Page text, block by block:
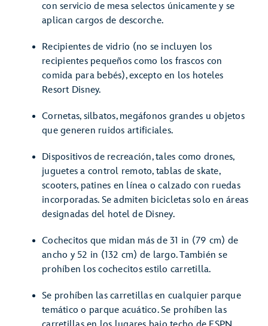
con servicio de mesa selectos únicamente y se
aplican cargos de descorche.
Recipientes de vidrio (no se incluyen los
recipientes pequeños como los frascos con
comida para bebés), excepto en los hoteles
Resort Disney.
Cornetas, silbatos, megáfonos grandes u objetos
que generen ruidos artificiales.
Dispositivos de recreación, tales como drones,
juguetes a control remoto, tablas de skate,
scooters, patines en línea o calzado con ruedas
incorporadas. Se admiten bicicletas solo en áreas
designadas del hotel de Disney.
Cochecitos que midan más de 31 in (79 cm) de
ancho y 52 in (132 cm) de largo. También se
prohíben los cochecitos estilo carretilla.
Se prohíben las carretillas en cualquier parque
temático o parque acuático. Se prohíben las